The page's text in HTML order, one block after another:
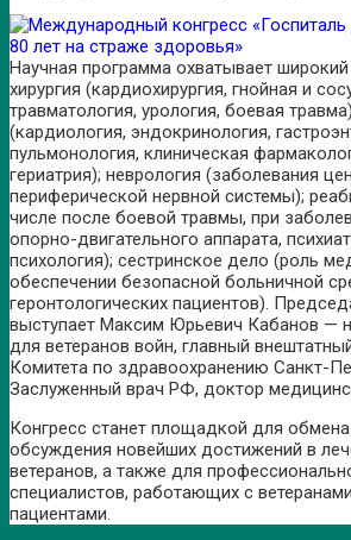
Научная программа охватывает широкий
хирургия (кардиохирургия, гнойная и
травматология, урология, боевая
(кардиология, эндокринология,
пульмонология, клиническая
гериатрия); неврология (заболевания
периферической нервной системы);
числе после боевой травмы, при
опорно-двигательного аппарата,
психология); сестринское дело (роль
обеспечении безопасной больничной
геронтологических пациентов).
выступает Максим Юрьевич Кабанов —
для ветеранов войн, главный
Комитета по здравоохранению Санкт-
Заслуженный врач РФ, доктор
Конгресс станет площадкой для
обсуждения новейших достижений в
ветеранов, а также для
специалистов, работающих с
пациентами.